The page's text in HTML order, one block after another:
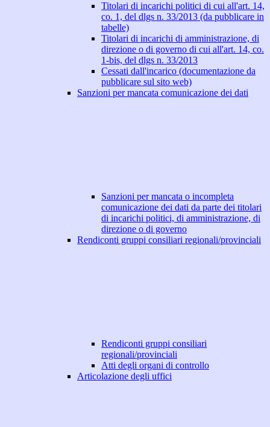
Titolari di incarichi politici di cui all'art. 14,
co. 1, del dlgs n. 33/2013 (da pubblicare in
tabelle)
Titolari di incarichi di amministrazione, di
direzione o di governo di cui all'art. 14, co.
1-bis, del dlgs n. 33/2013
Cessati dall'incarico (documentazione da
pubblicare sul sito web)
Sanzioni per mancata comunicazione dei dati
Sanzioni per mancata o incompleta
comunicazione dei dati da parte dei titolari
di incarichi politici, di amministrazione, di
direzione o di governo
Rendiconti gruppi consiliari regionali/provinciali
Rendiconti gruppi consiliari
regionali/provinciali
Atti degli organi di controllo
Articolazione degli uffici